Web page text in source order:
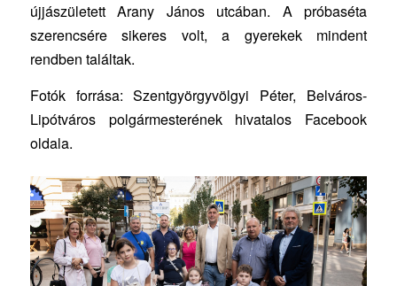
újjászületett Arany János utcában. A próbaséta
szerencsére sikeres volt, a gyerekek mindent
rendben találtak.
Fotók forrása: Szentgyörgyvölgyi Péter, Belváros-
Lipótváros polgármesterének hivatalos Facebook
oldala.